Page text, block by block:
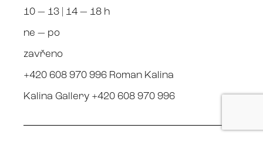
10 — 13 | 14 — 18 h
ne — po
zavřeno
+420 608 970 996 Roman Kalina
Kalina Gallery +420 608 970 996